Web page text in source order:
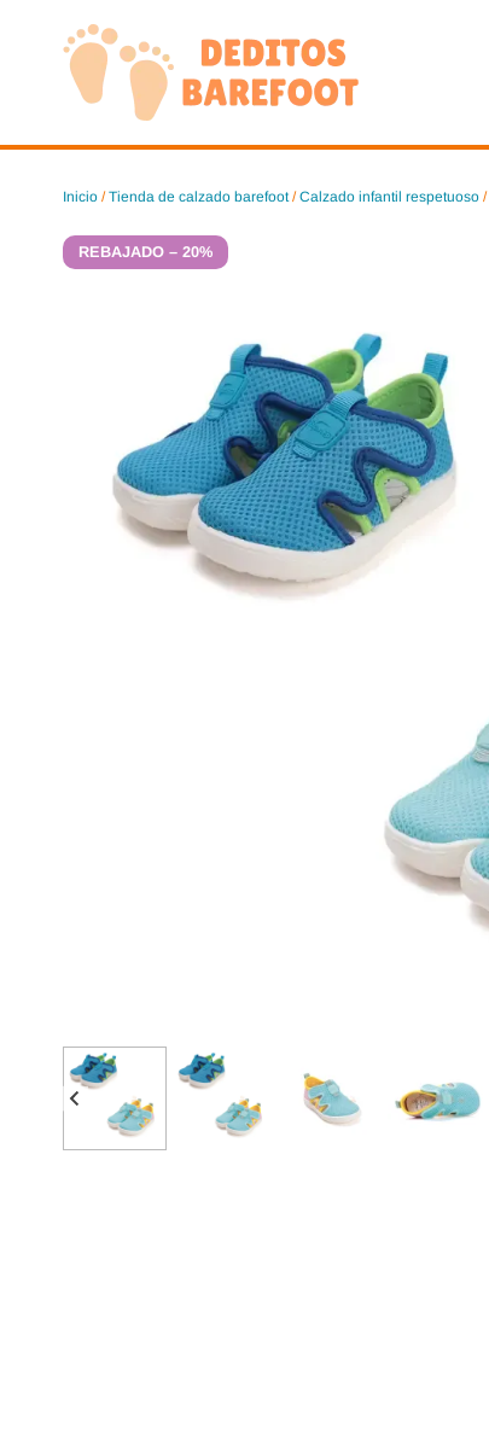
contenido
Inicio /Tienda de calzado barefoot/Calzado infantil respetuoso /
REBAJADO – 20%